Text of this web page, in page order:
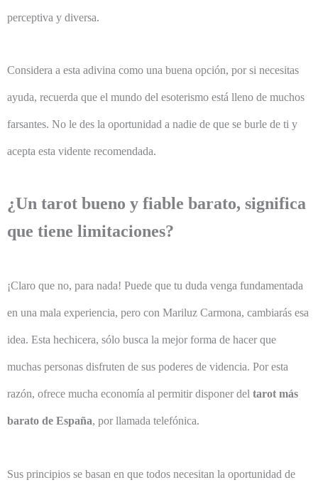
perceptiva y diversa.
Considera a esta adivina como una buena opción, por si necesitas
ayuda, recuerda que el mundo del esoterismo está lleno de muchos
farsantes. No le des la oportunidad a nadie de que se burle de ti y
acepta esta vidente recomendada.
¿Un tarot bueno y fiable barato, significa
que tiene limitaciones?
¡Claro que no, para nada! Puede que tu duda venga fundamentada
en una mala experiencia, pero con Mariluz Carmona, cambiarás esa
idea. Esta hechicera, sólo busca la mejor forma de hacer que
muchas personas disfruten de sus poderes de videncia. Por esta
razón, ofrece mucha economía al permitir disponer del tarot más
barato de España, por llamada telefónica.
Sus principios se basan en que todos necesitan la oportunidad de